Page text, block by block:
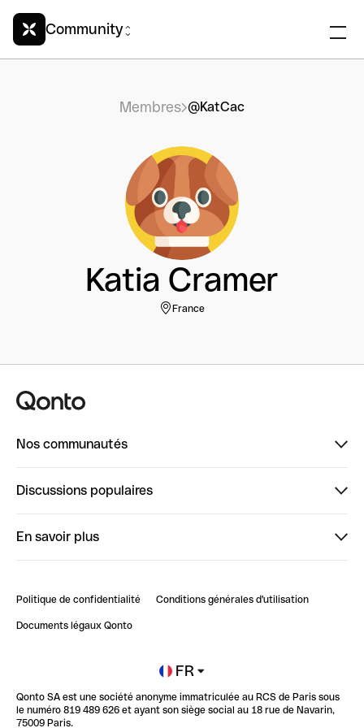
Community
Membres @KatCac
Katia Cramer
France
Nos communautés
ClubQonto
Discussions populaires
Impact de l'IA sur les carrières/productivité
En savoir plus
Blog
Newsroom
Glossaire finance
Politique de confidentialité Conditions générales d'utilisation
Documents légaux Qonto
FR
Qonto SA est une société anonyme immatriculée au RCS de Paris sous
le numéro 819 489 626 et ayant son siège social au 18 rue de Navarin,
75009 Paris.